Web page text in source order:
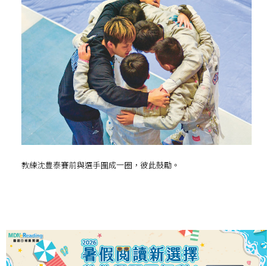
教練沈豊泰賽前與選手圍成一圈，彼此鼓勵。